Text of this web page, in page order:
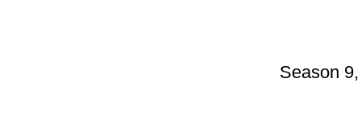
Season